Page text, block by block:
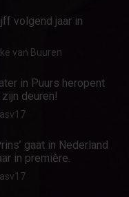
volgend jaar in
van Buuren
in Puurs heropent
deuren!
gaat in Nederland
in première.